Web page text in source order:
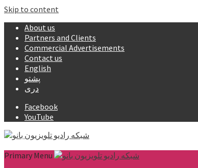
Skip to content
About us
Partners and Clients
Commercial Advertisements
Contact us
English
پشتو
دری
Facebook
YouTube
Primary Menu